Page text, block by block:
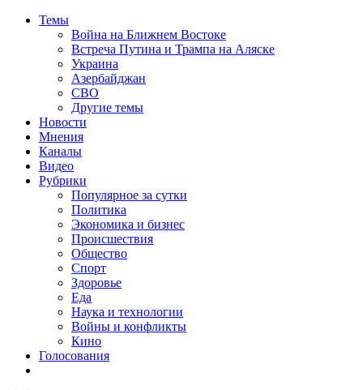
Темы
Война на Ближнем Востоке
Встреча Путина и Трампа на Аляске
Украина
Азербайджан
СВО
Другие темы
Новости
Мнения
Каналы
Видео
Рубрики
Популярное за сутки
Политика
Экономика и бизнес
Происшествия
Общество
Спорт
Здоровье
Еда
Наука и технологии
Войны и конфликты
Кино
Голосования